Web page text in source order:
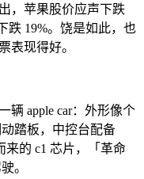
，苹果股价应声下跌
跌 19%。饶是如此，也
表现得好。
辆 apple car：外形像个
踏板，中控台配备
来的 c1 芯片，「革命
。